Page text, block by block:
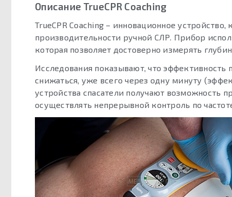
Описание TrueCPR Coaching
TrueCPR Coaching – инновационное
производительности ручной СЛР. Прибор
которая позволяет достоверно измерять
Исследования показывают, что
снижаться, уже всего через одну минуту
устройства спасатели получают возможность
осуществлять непрерывной контроль по